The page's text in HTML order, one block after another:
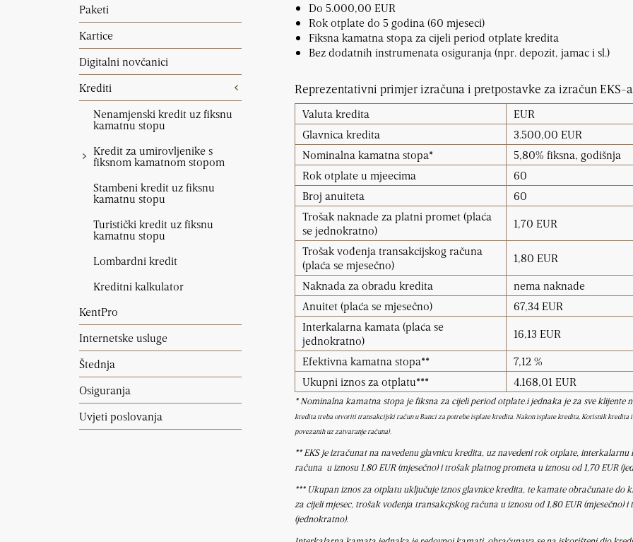
Paketi
Kartice
Digitalni novčanici
Krediti
Nenamjenski kredit uz fiksnu
kamatnu stopu
Kredit za umirovljenike s
fiksnom kamatnom stopom
Stambeni kredit uz fiksnu
kamatnu stopu
Turistički kredit uz fiksnu
kamatnu stopu
Lombardni kredit
Kreditni kalkulator
KentPro
Internetske usluge
Štednja
Osiguranja
Uvjeti poslovanja
Do 5.000,00 EUR
Rok otplate do 5 godina (60 mjeseci)
Fiksna kamatna stopa za cijeli period otplate kredita
Bez dodatnih instrumenata osiguranja (npr. depozit, jamac i sl.)
Reprezentativni primjer izračuna i pretpostavke za izračun EKS-
Valuta kredita
EUR
Glavnica kredita
3.500,00 EUR
Nominalna kamatna stopa*
5,80% fiksna, godišnja
Rok otplate u mjeecima
60
Broj anuiteta
60
Trošak naknade za platni promet (plaća
se jednokratno)
1,70 EUR
Trošak vođenja transakcijskog računa
(plaća se mjesečno)
1,80 EUR
Naknada za obradu kredita
nema naknade
Anuitet (plaća se mjesečno)
67,34 EUR
Interkalarna kamata (plaća se
jednokratno)
16,13 EUR
Efektivna kamatna stopa**
7,12 %
Ukupni iznos za otplatu***
4.168,01 EUR
*Nominalna kamatna stopa je fiksna za cijeli period otplate.i jednaka je za sve
kredita treba otvoriti transakcijski račun u Banci za potrebe isplate kredita. Nakon isplate kredita, Korisnik kredita
povezanih uz zatvaranje računa).
** EKS je izračunat na navedenu glavnicu kredita, uz navedeni rok otplate,
računa u iznosu 1,80 EUR (mjesečno) i trošak platnog prometa u iznosu od 1,70 EUR
*** Ukupan iznos za otplatu uključuje iznos glavnice kredita, te kamate obračunate
za cijeli mjesec, trošak vođenja transakcjskog računa u iznosu od 1,80 EUR (mjesečno)
(jednokratno).